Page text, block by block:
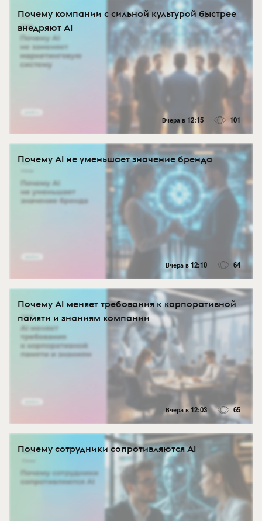
Почему компании с сильной культурой быстрее
внедряют AI
Вчера в 12:15 101
Почему AI не уменьшает значение бренда
Вчера в 12:10 64
Почему AI меняет требования к корпоративной
памяти и знаниям компании
Вчера в 12:03 65
Почему сотрудники сопротивляются AI